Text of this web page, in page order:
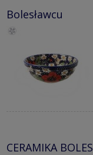
Bolesławcu
CERAMIKA